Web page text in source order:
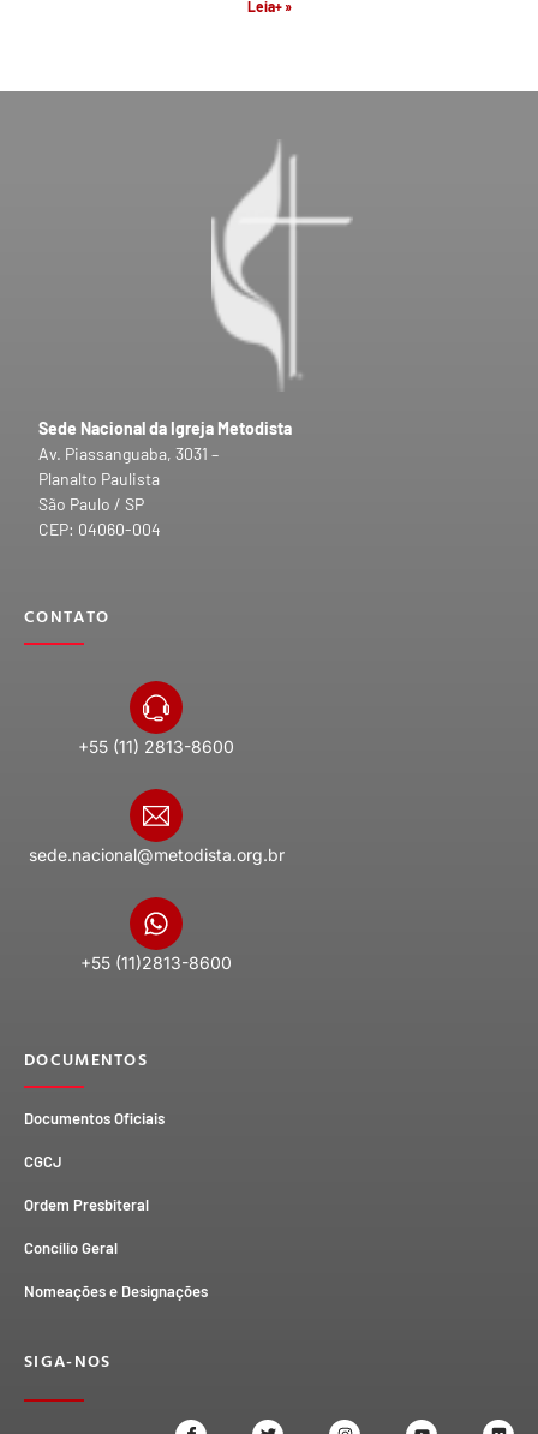
Leia+ »
Sede Nacional da Igreja Metodista
Av. Piassanguaba, 3031 –
Planalto Paulista
São Paulo / SP
CEP: 04060-004
CONTATO
+55 (11) 2813-8600
sede.nacional@metodista.org.br
+55 (11)2813-8600
DOCUMENTOS
Documentos Oficiais
CGCJ
Ordem Presbiteral
Concílio Geral
Nomeações e Designações
SIGA-NOS